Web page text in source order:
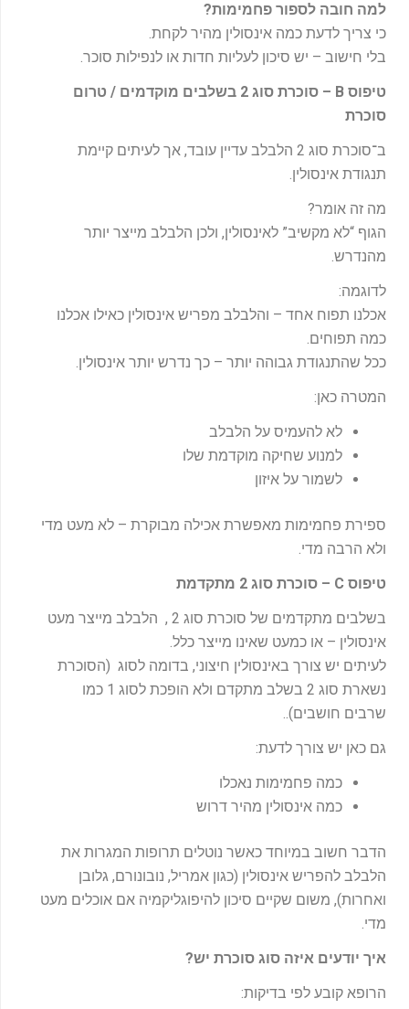
למה חובה לספור פחמימות?
כי צריך לדעת כמה אינסולין מהיר לקחת.
בלי חישוב – יש סיכון לעליות חדות או לנפילות סוכר.
טיפוס
סוכרת סוג 2 בשלבים מוקדמים / טרום
סוכרת
ב־סוכרת סוג 2 הלבלב עדיין עובד, אך לעיתים קיימת
תנגודת אינסולין.
מה זה אומר?
הגוף “לא מקשיב” לאינסולין, ולכן הלבלב מייצר יותר
מהנדרש.
לדוגמה:
אכלנו תפוח אחד – והלבלב מפריש אינסולין כאילו אכלנו
כמה תפוחים.
ככל שהתנגודת גבוהה יותר – כך נדרש יותר אינסולין.
המטרה כאן:
לא להעמיס על הלבלב
למנוע שחיקה מוקדמת שלו
לשמור על איזון
ספירת פחמימות מאפשרת אכילה מבוקרת – לא מעט מדי
ולא הרבה מדי.
טיפוס
סוכרת סוג 2 מתקדמת
בשלבים מתקדמים של סוכרת סוג 2 , הלבלב מייצר מעט
אינסולין – או כמעט שאינו מייצר כלל.
לעיתים יש צורך באינסולין חיצוני, בדומה לסוג (הסוכרת
נשארת סוג 2 בשלב מתקדם ולא הופכת לסוג 1 כמו
שרבים חושבים)..
גם כאן יש צורך לדעת:
כמה פחמימות נאכלו
כמה אינסולין מהיר דרוש
הדבר חשוב במיוחד כאשר נוטלים תרופות המגרות את
הלבלב להפריש אינסולין (כגון אמריל, נובונורם, גלובן
ואחרות), משום שקיים סיכון להיפוגליקמיה אם אוכלים מעט
מדי.
איך יודעים איזה סוג סוכרת יש?
הרופא קובע לפי בדיקות: